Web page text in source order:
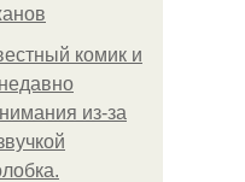
комик и
из-за